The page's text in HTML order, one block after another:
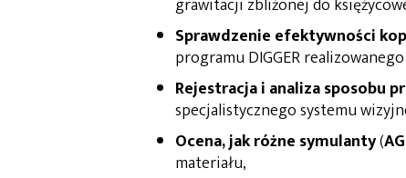
Sprawdzenie efektywności
programu DIGGER realizowanego
Rejestracja i analiza sposobu
specjalistycznego systemu
Ocena, jak różne symulanty(
materiału,